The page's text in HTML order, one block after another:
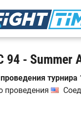
94 - Summer
турнира
проведения